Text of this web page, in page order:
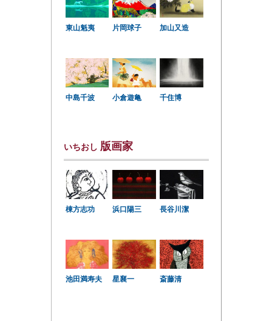
東山魁夷 片岡球子 加山又造
中島千波 小倉遊亀 千住博
いちおし 版画家
棟方志功 浜口陽三 長谷川潔
池田満寿夫 星襄一 斎藤清